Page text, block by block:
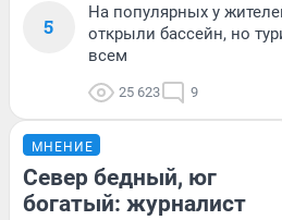
5
На популярных у
открыли бассейн, но
всем
25 623 9
МНЕНИЕ
Север бедный, юг
богатый: журналист